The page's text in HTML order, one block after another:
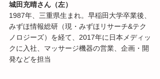
城田充晴さん（左）
1987年、三重県生まれ。早稲田大学卒業後、
みずほ情報総研（現・みずほリサーチ&テク
ノロジーズ）を経て、2017年に日本メディッ
クに入社、マッサージ機器の営業、企画・開
発などを担当